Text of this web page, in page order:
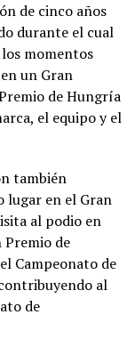
de cinco años
durante el cual
momentos
un Gran
de Hungría
el equipo y el
también
lugar en el Gran
al podio en
de
Campeonato de
al
de